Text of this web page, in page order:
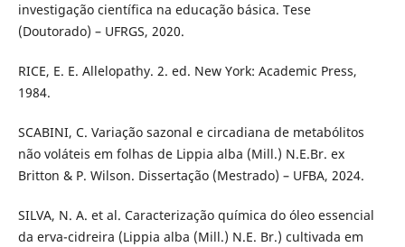
investigação científica na educação básica. Tese
(Doutorado) – UFRGS, 2020.
RICE, E. E. Allelopathy. 2. ed. New York: Academic Press,
1984.
SCABINI, C. Variação sazonal e circadiana de metabólitos
não voláteis em folhas de Lippia alba (Mill.) N.E.Br. ex
Britton & P. Wilson. Dissertação (Mestrado) – UFBA, 2024.
SILVA, N. A. et al. Caracterização química do óleo essencial
da erva-cidreira (Lippia alba (Mill.) N.E. Br.) cultivada em